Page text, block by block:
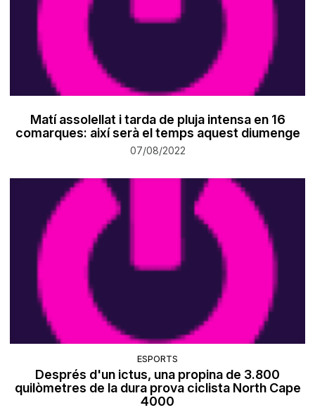
Matí assolellat i tarda de pluja intensa en 16
comarques: així serà el temps aquest diumenge
07/08/2022
ESPORTS
Després d'un ictus, una propina de 3.800
quilòmetres de la dura prova ciclista North Cape
4000